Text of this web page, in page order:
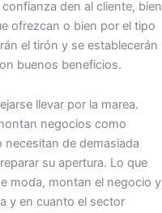
den al cliente, bien
ofrezcan o bien por el tipo
el tirón y se establecerán
buenos beneficios.
llevar por la marea.
negocios como
de demasiada
su apertura. Lo que
moda, montan el negocio y
y en cuanto el sector